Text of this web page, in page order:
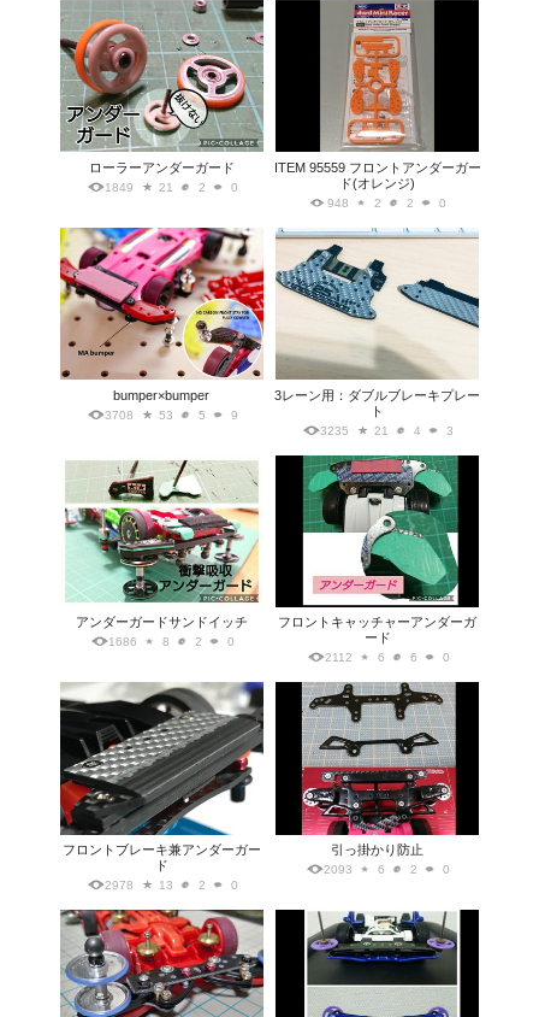
ローラーアンダーガード
1849 21 2 0
ITEM 95559 フロントアンダーガー
ド(オレンジ)
948 2 2 0
bumper×bumper
3708 53 5 9
3レーン用：ダブルブレーキプレー
ト
3235 21 4 3
アンダーガードサンドイッチ
1686 8 2 0
フロントキャッチャーアンダーガ
ード
2112 6 6 0
フロントブレーキ兼アンダーガー
ド
2978 13 2 0
引っ掛かり防止
2093 6 2 0